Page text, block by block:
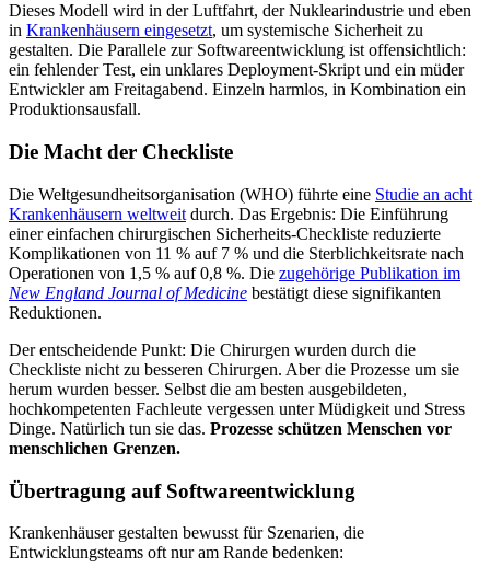
Dieses Modell wird in der Luftfahrt, der Nuklearindustrie und eben
in Krankenhäusern eingesetzt, um systemische Sicherheit zu
gestalten. Die Parallele zur Softwareentwicklung ist offensichtlich:
ein fehlender Test, ein unklares Deployment-Skript und ein müder
Entwickler am Freitagabend. Einzeln harmlos, in Kombination ein
Produktionsausfall.
Die Macht der Checkliste
Die Weltgesundheitsorganisation (WHO) führte eine Studie an acht
Krankenhäusern weltweit durch. Das Ergebnis: Die Einführung
einer einfachen chirurgischen Sicherheits-Checkliste reduzierte
Komplikationen von 11 % auf 7 % und die Sterblichkeitsrate nach
Operationen von 1,5 % auf 0,8 %. Die zugehörige Publikation im
New England Journal of Medicine bestätigt diese signifikanten
Reduktionen.
Der entscheidende Punkt: Die Chirurgen wurden durch die
Checkliste nicht zu besseren Chirurgen. Aber die Prozesse um sie
herum wurden besser. Selbst die am besten ausgebildeten,
hochkompetenten Fachleute vergessen unter Müdigkeit und Stress
Dinge. Natürlich tun sie das. Prozesse schützen Menschen vor
menschlichen Grenzen.
Übertragung auf Softwareentwicklung
Krankenhäuser gestalten bewusst für Szenarien, die
Entwicklungsteams oft nur am Rande bedenken: